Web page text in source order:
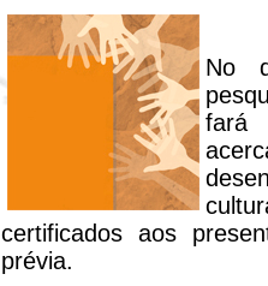
No
fará
certificados aos
prévia.